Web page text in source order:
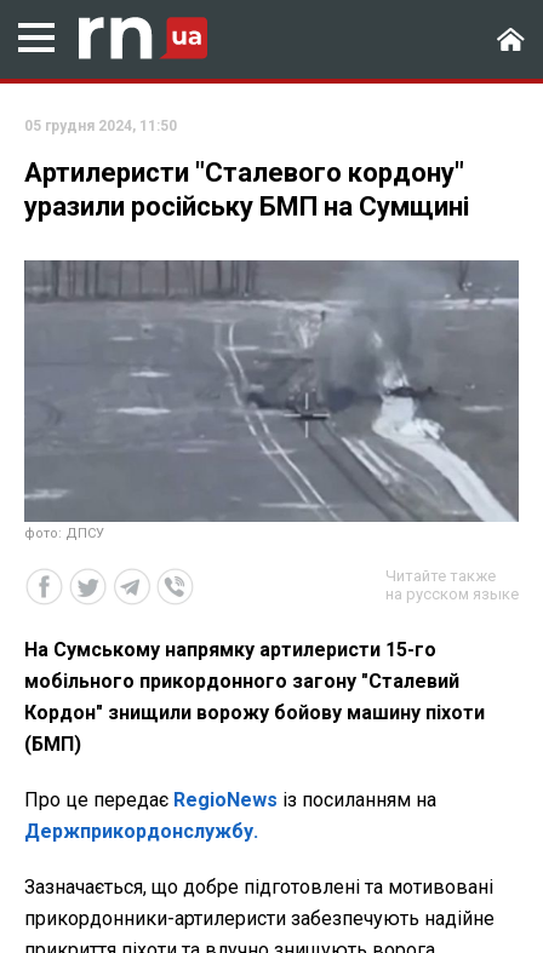
05 грудня 2024, 11:50
Артилеристи "Сталевого кордону"
уразили російську БМП на Сумщині
фото: ДПСУ
Читайте также
на русском языке
На Сумському напрямку артилеристи 15-го
мобільного прикордонного загону "Сталевий
Кордон" знищили ворожу бойову машину піхоти
(БМП)
Про це передає RegioNews із посиланням на
Держприкордонслужбу.
Зазначається, що добре підготовлені та мотивовані
прикордонники-артилеристи забезпечують надійне